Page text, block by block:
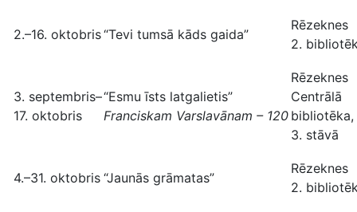
2.–16. oktobris“Tevi tumsā kāds gaida”
Rēzeknes
2.
3. septembris–
17. oktobris
“Esmu īsts latgalietis”
Franciskam Varslavānam – 120
Rēzeknes
Centrālā
bibliotēka,
3. stāvā
4.–31. oktobris “Jaunās grāmatas”
Rēzeknes
2.